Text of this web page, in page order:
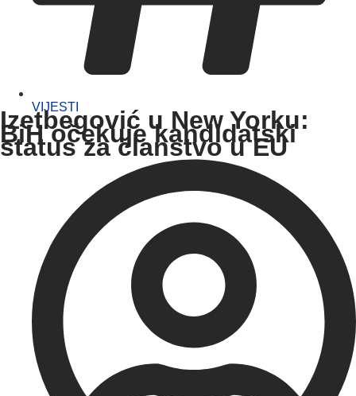
VIJESTI
Izetbegović u New Yorku:
BiH očekuje kandidatski
status za članstvo u EU